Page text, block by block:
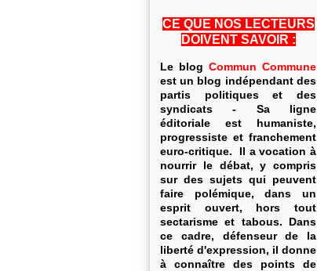
CE QUE NOS LECTEURS
DOIVENT SAVOIR :
Le blog Commun Commune
est un blog indépendant des
partis politiques et des
syndicats - Sa ligne
éditoriale est humaniste,
progressiste et franchement
euro-critique. Il a vocation à
nourrir le débat, y compris
sur des sujets qui peuvent
faire polémique, dans un
esprit ouvert, hors tout
sectarisme et tabous. Dans
ce cadre, défenseur de la
liberté d'expression, il donne
à connaître des points de